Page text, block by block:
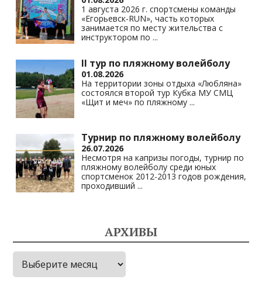
1 августа 2026 г. спортсмены команды
«Егорьевск-RUN», часть которых
занимается по месту жительства с
инструктором по ...
II тур по пляжному волейболу
01.08.2026
На территории зоны отдыха «Любляна»
состоялся второй тур Кубка МУ СМЦ
«Щит и меч» по пляжному ...
Турнир по пляжному волейболу
26.07.2026
Несмотря на капризы погоды, турнир по
пляжному волейболу среди юных
спортсменок 2012-2013 годов рождения,
проходивший ...
АРХИВЫ
Архивы